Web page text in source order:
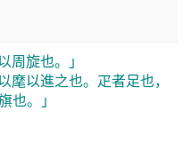
周旋也。」
麾以進之也。疋者足也，
也。」